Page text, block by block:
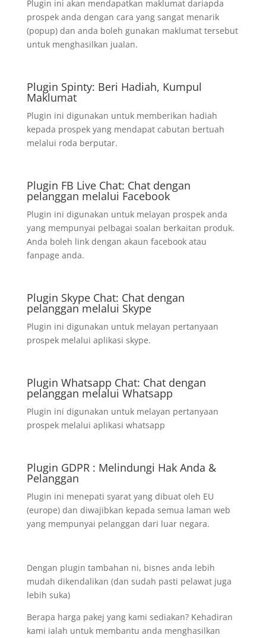
Plugin ini akan mendapatkan maklumat dariapda
prospek anda dengan cara yang sangat menarik
(popup) dan anda boleh gunakan maklumat tersebut
untuk menghasilkan jualan.
Plugin Spinty: Beri Hadiah, Kumpul
Maklumat
Plugin ini digunakan untuk memberikan hadiah
kepada prospek yang mendapat cabutan bertuah
melalui roda berputar.
Plugin FB Live Chat: Chat dengan
pelanggan melalui Facebook
Plugin ini digunakan untuk melayan prospek anda
yang mempunyai pelbagai soalan berkaitan produk.
Anda boleh link dengan akaun facebook atau
fanpage anda.
Plugin Skype Chat: Chat dengan
pelanggan melalui Skype
Plugin ini digunakan untuk melayan pertanyaan
prospek melalui aplikasi skype.
Plugin Whatsapp Chat: Chat dengan
pelanggan melalui Whatsapp
Plugin ini digunakan untuk melayan pertanyaan
prospek melalui aplikasi whatsapp
Plugin GDPR : Melindungi Hak Anda &
Pelanggan
Plugin ini menepati syarat yang dibuat oleh EU
(europe) dan diwajibkan kepada semua laman web
yang mempunyai pelanggan dari luar negara.
Dengan plugin tambahan ni, bisnes anda lebih
mudah dikendalikan (dan sudah pasti pelawat juga
lebih suka)
Berapa harga pakej yang kami sediakan? Kehadiran
kami ialah untuk membantu anda menghasilkan